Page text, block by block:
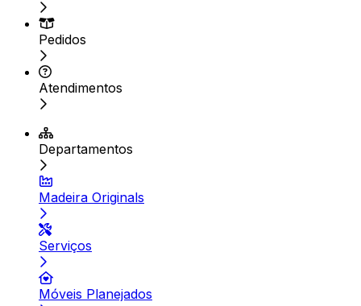
Pedidos
Atendimentos
Departamentos
Madeira Originals
Serviços
Móveis Planejados